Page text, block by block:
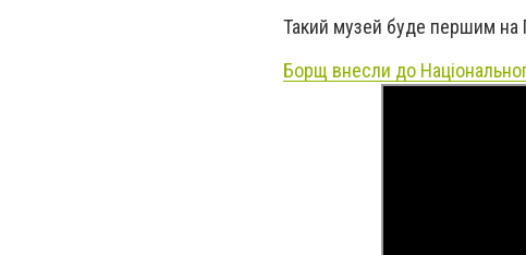
Такий музей буде першим на
Борщ внесли до